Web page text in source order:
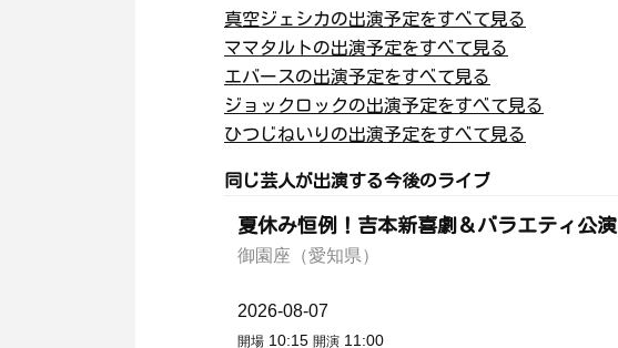
真空ジェシカの出演予定をすべて見る
ママタルトの出演予定をすべて見る
エバースの出演予定をすべて見る
ジョックロックの出演予定をすべて見る
ひつじねいりの出演予定をすべて見る
同じ芸人が出演する今後のライブ
夏休み恒例！吉本新喜劇＆バラエティ公演
御園座（愛知県）
2026-08-07
開場 10:15 開演 11:00